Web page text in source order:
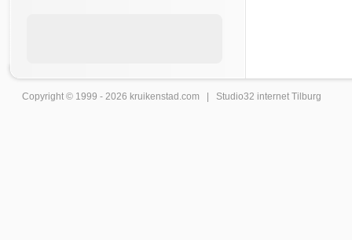
Copyright © 1999 - 2026 kruikenstad .com | Studio32 internet Tilburg